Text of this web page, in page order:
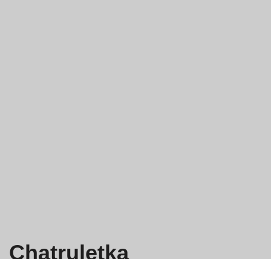
Chatruletka